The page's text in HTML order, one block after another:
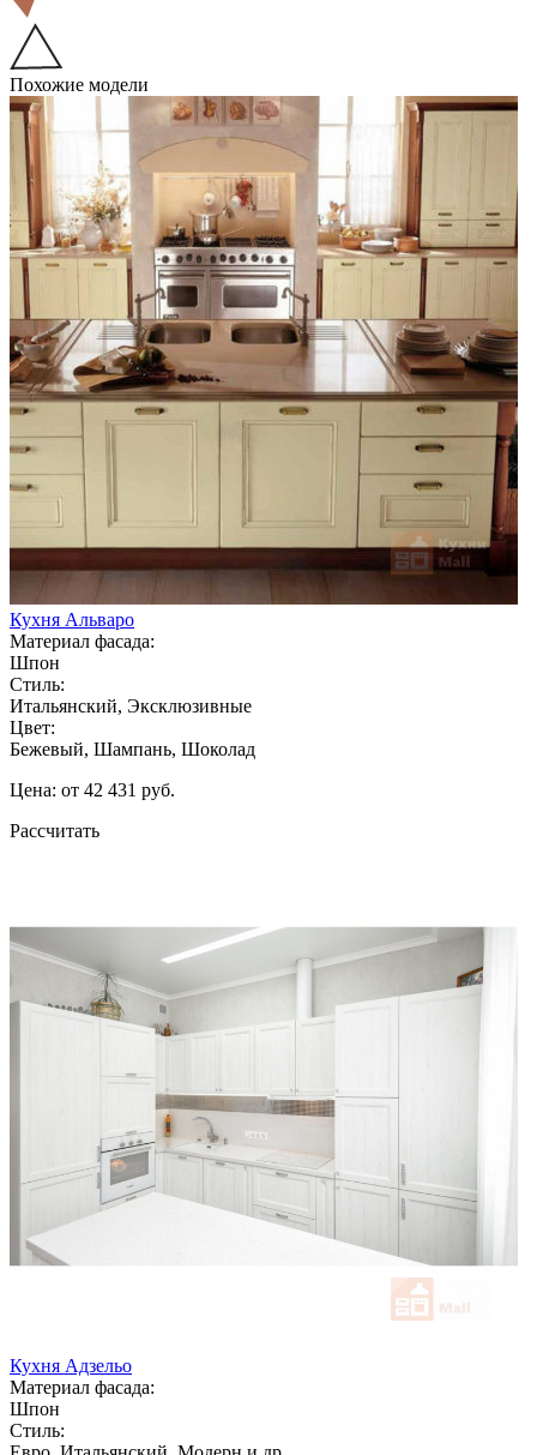
Похожие модели
Кухня Альваро
Материал фасада:
Шпон
Стиль:
Итальянский, Эксклюзивные
Цвет:
Бежевый, Шампань, Шоколад
Цена: от 42 431 руб.
Рассчитать
Кухня Адзельо
Материал фасада:
Шпон
Стиль: